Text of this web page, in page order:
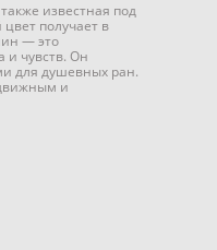
известная под
получает в
— это
и чувств. Он
для душевных ран.
и